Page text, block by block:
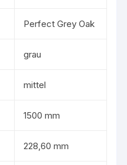
Perfect Grey Oak
grau
mittel
1500 mm
228,60 mm